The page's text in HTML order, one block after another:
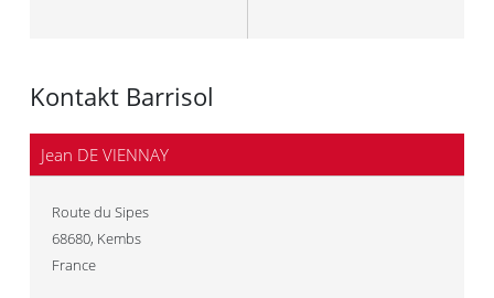
Kontakt Barrisol
Jean DE VIENNAY
Route du Sipes
68680, Kembs
France